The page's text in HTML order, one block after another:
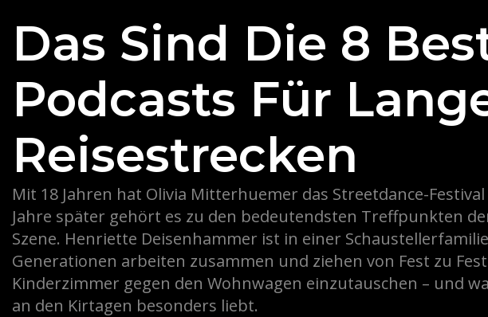
Das Sind Die 8
Podcasts Für
Reisestrecken
Mit 18 Jahren hat Olivia Mitterhuemer das Streetdance-
Jahre später gehört es zu den bedeutendsten Treffpunkten
Szene. Henriette Deisenhammer ist in einer
Generationen arbeiten zusammen und ziehen von Fest zu
Kinderzimmer gegen den Wohnwagen einzutauschen – und
an den Kirtagen besonders liebt.